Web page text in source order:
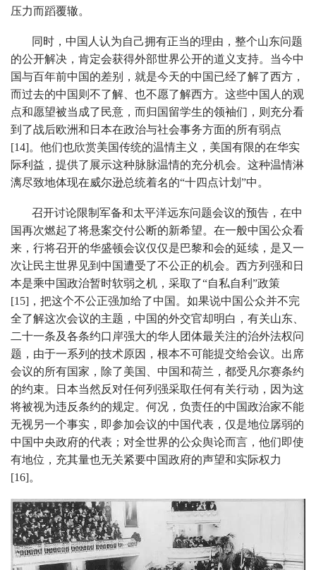
压力而蹈覆辙。
同时，中国人认为自己拥有正当的理由，整个山东问题
的公开解决，肯定会获得外部世界公开的道义支持。当今中
国与百年前中国的差别，就是今天的中国已经了解了西方，
而过去的中国则不了解、也不愿了解西方。这些中国人的观
点和愿望被当成了民意，而归国留学生的领袖们，则充分看
到了战后欧洲和日本在政治与社会事务方面的所有弱点
[14]。他们也欣赏美国传统的温情主义，美国有限的在华实
际利益，提供了展示这种脉脉温情的充分机会。这种温情淋
漓尽致地体现在威尔逊总统着名的“十四点计划”中。
召开讨论限制军备和太平洋远东问题会议的预告，在中
国再次燃起了将悬案交付公断的新希望。在一般中国公众看
来，行将召开的华盛顿会议仅仅是巴黎和会的延续，是又一
次让民主世界见到中国遭受了不公正的机会。西方列强和日
本是乘中国政治暂时软弱之机，采取了“自私自利”政策
[15]，把这个不公正强加给了中国。如果说中国公众并不完
全了解这次会议的主题，中国的外交官却明白，有关山东、
二十一条及各条约口岸强大的华人团体最关注的治外法权问
题，由于一系列的技术原因，根本不可能提交给会议。出席
会议的所有国家，除了美国、中国和荷兰，都受凡尔赛条约
的约束。日本当然反对任何列强采取任何有关行动，因为这
将被视为违反条约的规定。何况，负责任的中国政治家不能
无视另一个事实，即参加会议的中国代表，仅是地位孱弱的
中国中央政府的代表；对全世界的公众舆论而言，他们即使
有地位，充其量也无关紧要中国政府的声望和实际权力
[16]。